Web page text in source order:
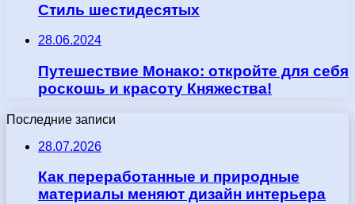
Стиль шестидесятых
28.06.2024
Путешествие Монако: откройте для себя
роскошь и красоту Княжества!
Последние записи
28.07.2026
Как переработанные и природные
материалы меняют дизайн интерьера